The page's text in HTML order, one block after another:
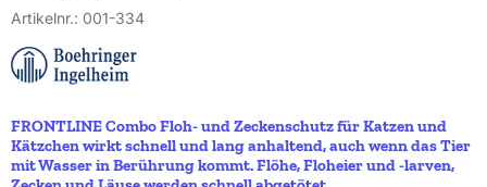
Artikelnr.: 001-334
FRONTLINE Combo Floh- und Zeckenschutz für Katzen und
Kätzchen wirkt schnell und lang anhaltend, auch wenn das Tier
mit Wasser in Berührung kommt. Flöhe, Floheier und -larven,